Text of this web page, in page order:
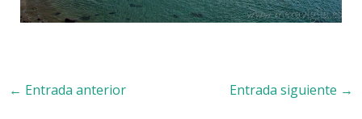
← Entrada anterior Entrada siguiente →